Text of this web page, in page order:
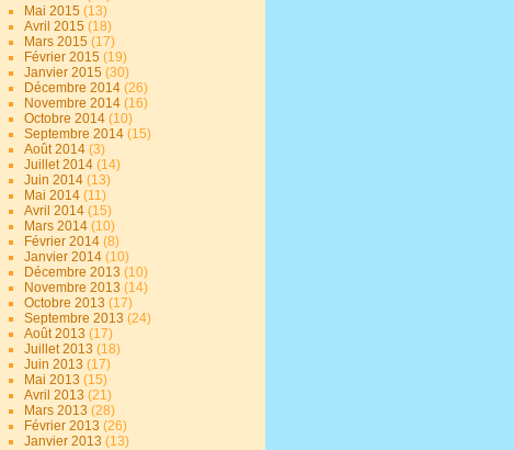
Mai 2015(13)
Avril 2015(18)
Mars 2015(17)
Février 2015(19)
Janvier 2015(30)
Décembre 2014(26)
Novembre 2014(16)
Octobre 2014(10)
Septembre 2014(15)
Août 2014(3)
Juillet 2014(14)
Juin 2014(13)
Mai 2014(11)
Avril 2014(15)
Mars 2014(10)
Février 2014(8)
Janvier 2014(10)
Décembre 2013(10)
Novembre 2013(14)
Octobre 2013(17)
Septembre 2013(24)
Août 2013(17)
Juillet 2013(18)
Juin 2013(17)
Mai 2013(15)
Avril 2013(21)
Mars 2013(28)
Février 2013(26)
Janvier 2013(13)